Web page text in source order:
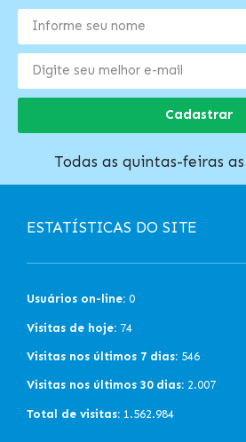
Cadastrar
Todas as quintas-feiras
ESTATÍSTICAS DO SITE
Usuários on-line: 0
Visitas de hoje: 74
Visitas nos últimos 7 dias: 546
Visitas nos últimos 30 dias: 2.007
Total de visitas: 1.562.984